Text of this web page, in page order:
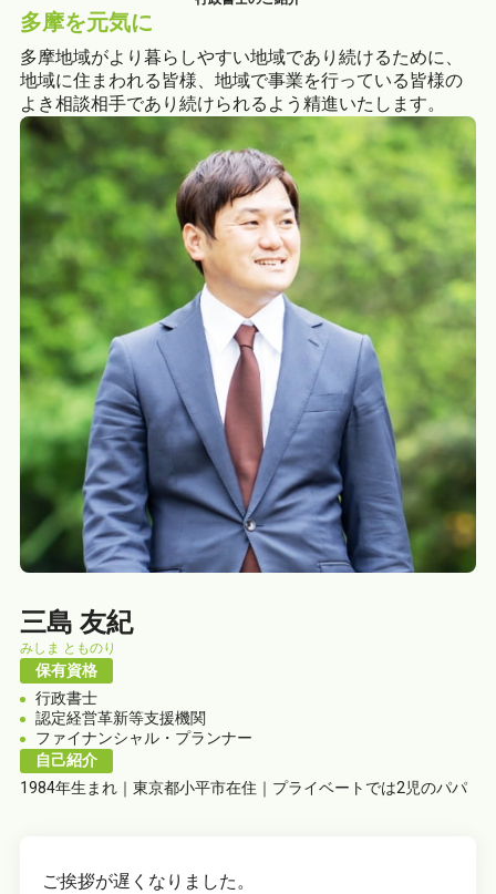
多摩を元気に
多摩地域がより暮らしやすい地域であり続けるために、
地域に住まわれる皆様、地域で事業を行っている皆様の
よき相談相手であり続けられるよう精進いたします。
三島 友紀
みしま とものり
保有資格
行政書士
認定経営革新等支援機関
ファイナンシャル・プランナー
自己紹介
1984年生まれ｜東京都小平市在住｜プライベートでは2児のパパ
ご挨拶が遅くなりました。